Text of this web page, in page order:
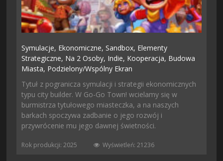
Symulacje, Ekonomiczne,Sandbox, Elementy
Strategiczne, Na 2 Osoby, Indie, Kooperacja, Budowa
Miasta, Podzielony/wspólny Ekran
Tytuł z pogranicza symulacji i strategii ekonomicznych
typu city builder. W Go-Go Town! wcielamy się w
burmistrza tytułowego miasteczka, a na naszych
barkach spoczywa zadbanie o jego rozwój i
przywrócenie mu jego dawnej świetności.
Rok produkcji: 2025 Wyświetleń: 21236